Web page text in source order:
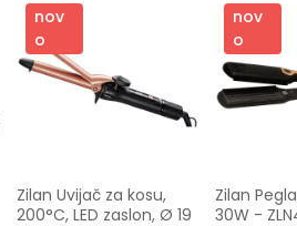
nov
o
Zilan Uvijač za kosu,
200°C, LED zaslon, Ø 19
nov
o
Zilan
30W -